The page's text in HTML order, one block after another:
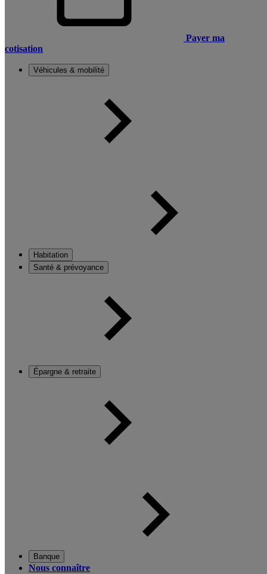
Payer ma
cotisation
Véhicules & mobilité
Habitation
Santé & prévoyance
Épargne & retraite
Banque
Nous connaître